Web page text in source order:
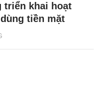
triển khai hoạt
tiền mặt